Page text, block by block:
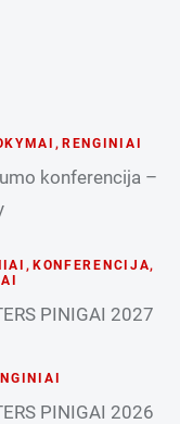
, RENGINIAI
konferencija –
, KONFERENCIJA,
PINIGAI 2027
PINIGAI 2026